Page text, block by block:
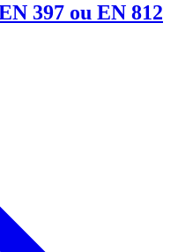
397 ou EN 812